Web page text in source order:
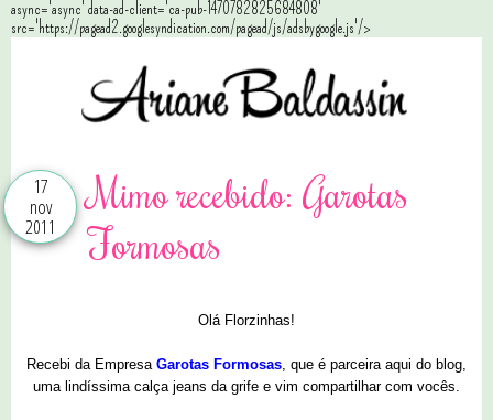
async='async' data-ad-client='ca-pub-1470782825684808'
src='https://pagead2.googlesyndication.com/pagead/js/adsbygoogle.js'/>
17
nov
2011
Mimo recebido: Garotas
Formosas
Olá Florzinhas!
Recebi da Empresa Garotas Formosas, que é parceira aqui do blog,
uma lindíssima calça jeans da grife e vim compartilhar com vocês.